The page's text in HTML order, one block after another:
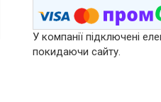
У компанії підключені
покидаючи сайту.